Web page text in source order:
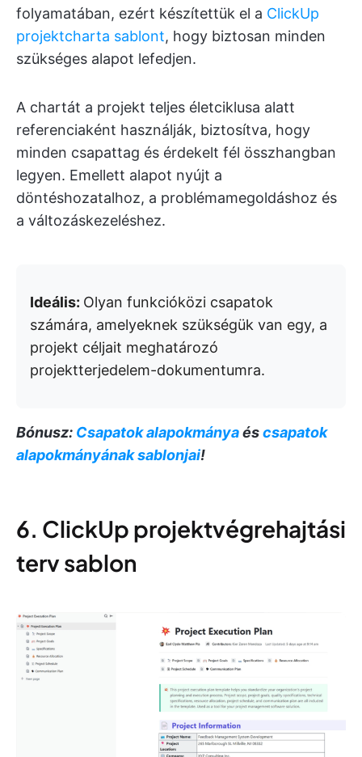
folyamatában, ezért készítettük el a ClickUp
projektcharta sablont, hogy biztosan minden
szükséges alapot lefedjen.
A chartát a projekt teljes életciklusa alatt
referenciaként használják, biztosítva, hogy
minden csapattag és érdekelt fél összhangban
legyen. Emellett alapot nyújt a
döntéshozatalhoz, a problémamegoldáshoz és
a változáskezeléshez.
Ideális: Olyan funkcióközi csapatok
számára, amelyeknek szükségük van egy, a
projekt céljait meghatározó
projektterjedelem-dokumentumra.
Bónusz: Csapatok alapokmányaéscsapatok
alapokmányának sablonjai!
6. ClickUp projektvégrehajtási
terv sablon